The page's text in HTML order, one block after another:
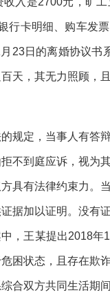
行卡明细、购车发
23日的离婚协议
天，其无力照顾，
规定，当事人有答
不到庭应诉，视为
具有法律约束力。
据加以证明。没有
，王某提出2018
困状态，且存在欺
合双方共同生活期